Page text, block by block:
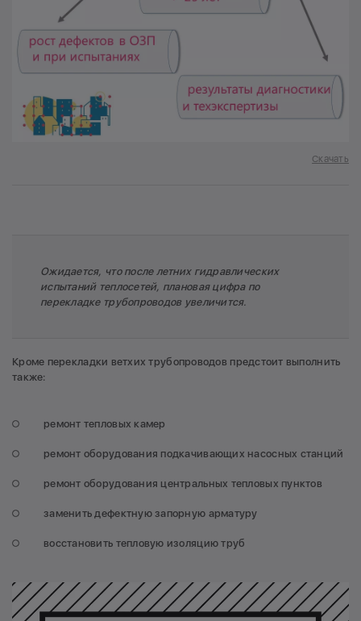
Скачать
Ожидается, что после летних гидравлических
испытаний теплосетей, плановая цифра по
перекладке трубопроводов увеличится.
Кроме перекладки ветхих трубопроводов предстоит выполнить
также:
ремонт тепловых камер
ремонт оборудования подкачивающих насосных станций
ремонт оборудования центральных тепловых пунктов
заменить дефектную запорную арматуру
восстановить тепловую изоляцию труб